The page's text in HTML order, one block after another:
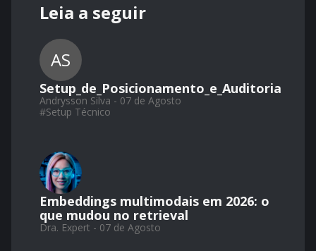
Leia a seguir
AS
Setup_de_Posicionamento_e_Auditoria
Andrysson Silva - 07 de Agosto
#Setup Técnico
Embeddings multimodais em 2026: o
que mudou no retrieval
Dra. Expert - 07 de Agosto